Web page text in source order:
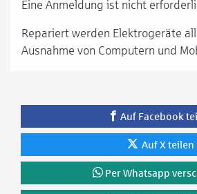
Eine Anmeldung ist nicht
Repariert werden Elektrogeräte
Ausnahme von Computern und
Auf Facebook
Auf X teilen
Per Whatsapp